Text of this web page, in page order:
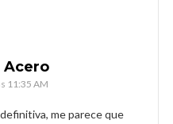
Acero
11:35 AM
me parece que